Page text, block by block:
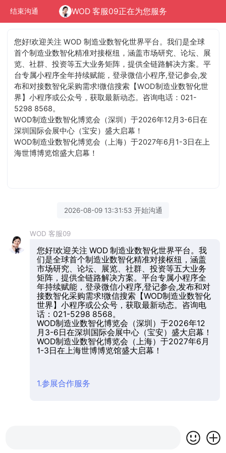
结束沟通 WOD 客服09正在为您服务
您好!欢迎关注 WOD 制造业数智化世界平台。我们是全球
首个制造业数智化精准对接枢纽，涵盖市场研究、论坛、展
览、社群、投资等五大业务矩阵，提供全链路解决方案。平
台专属小程序全年持续赋能，登录微信小程序,登记参会,发
布和对接数智化采购需求!微信搜索【WOD制造业数智化世
界】小程序或公众号，获取最新动态。咨询电话：021-
5298 8568。
WOD制造业数智化博览会（深圳）于2026年12月3-6日在
深圳国际会展中心（宝安）盛大启幕！
WOD制造业数智化博览会（上海）于2027年6月1-3日在上
海世博博览馆盛大启幕！
2026-08-09 13:31:53 开始沟通
WOD 客服09
您好!欢迎关注 WOD 制造业数智化世界平台。我
们是全球首个制造业数智化精准对接枢纽，涵盖
市场研究、论坛、展览、社群、投资等五大业务
矩阵，提供全链路解决方案。平台专属小程序全
年持续赋能，登录微信小程序,登记参会,发布和对
接数智化采购需求!微信搜索【WOD制造业数智化
世界】小程序或公众号，获取最新动态。咨询电
话：021-5298 8568。
WOD制造业数智化博览会（深圳）于2026年12
月3-6日在深圳国际会展中心（宝安）盛大启幕！
WOD制造业数智化博览会（上海）于2027年6月
1-3日在上海世博博览馆盛大启幕！
1.参展合作服务